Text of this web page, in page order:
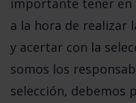
a la hora de realizar
y acertar con la
somos los
selección, debemos